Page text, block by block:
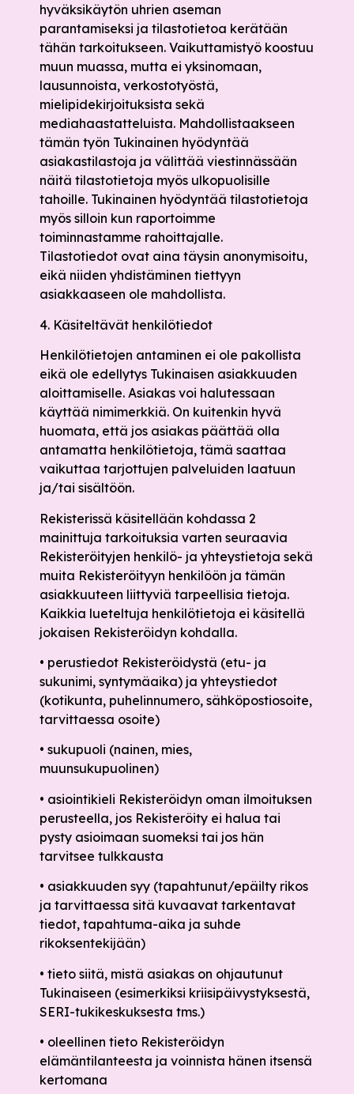
hyväksikäytön uhrien aseman
parantamiseksi ja tilastotietoa kerätään
tähän tarkoitukseen. Vaikuttamistyö koostuu
muun muassa, mutta ei yksinomaan,
lausunnoista, verkostotyöstä,
mielipidekirjoituksista sekä
mediahaastatteluista. Mahdollistaakseen
tämän työn Tukinainen hyödyntää
asiakastilastoja ja välittää viestinnässään
näitä tilastotietoja myös ulkopuolisille
tahoille. Tukinainen hyödyntää tilastotietoja
myös silloin kun raportoimme
toiminnastamme rahoittajalle.
Tilastotiedot ovat aina täysin anonymisoitu,
eikä niiden yhdistäminen tiettyyn
asiakkaaseen ole mahdollista.
4. Käsiteltävät henkilötiedot
Henkilötietojen antaminen ei ole pakollista
eikä ole edellytys Tukinaisen asiakkuuden
aloittamiselle. Asiakas voi halutessaan
käyttää nimimerkkiä. On kuitenkin hyvä
huomata, että jos asiakas päättää olla
antamatta henkilötietoja, tämä saattaa
vaikuttaa tarjottujen palveluiden laatuun
ja/tai sisältöön.
Rekisterissä käsitellään kohdassa 2
mainittuja tarkoituksia varten seuraavia
Rekisteröityjen henkilö- ja yhteystietoja sekä
muita Rekisteröityyn henkilöön ja tämän
asiakkuuteen liittyviä tarpeellisia tietoja.
Kaikkia lueteltuja henkilötietoja ei käsitellä
jokaisen Rekisteröidyn kohdalla.
• perustiedot Rekisteröidystä (etu- ja
sukunimi, syntymäaika) ja yhteystiedot
(kotikunta, puhelinnumero, sähköpostiosoite,
tarvittaessa osoite)
• sukupuoli (nainen, mies,
muunsukupuolinen)
• asiointikieli Rekisteröidyn oman ilmoituksen
perusteella, jos Rekisteröity ei halua tai
pysty asioimaan suomeksi tai jos hän
tarvitsee tulkkausta
• asiakkuuden syy (tapahtunut/epäilty rikos
ja tarvittaessa sitä kuvaavat tarkentavat
tiedot, tapahtuma-aika ja suhde
rikoksentekijään)
• tieto siitä, mistä asiakas on ohjautunut
Tukinaiseen (esimerkiksi kriisipäivystyksestä,
SERI-tukikeskuksesta tms.)
• oleellinen tieto Rekisteröidyn
elämäntilanteesta ja voinnista hänen itsensä
kertomana